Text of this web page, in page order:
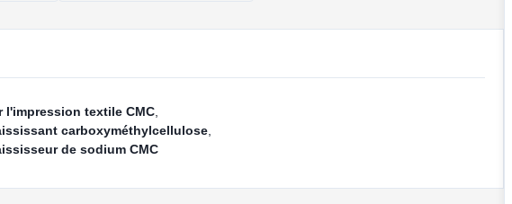
textile CMC
carboxyméthylcellulose
de sodium CMC